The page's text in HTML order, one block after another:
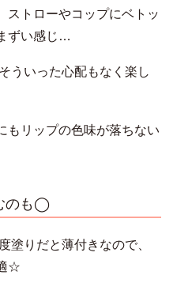
ストローやコップにベトッ
ずい感じ…
ういった心配もなく楽し
もリップの色味が落ちない
のも◯
塗りだと薄付きなので、
☆